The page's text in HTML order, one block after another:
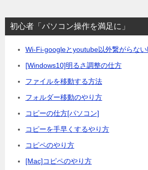
リ
ー
初心者「パソコン操作を満足に」
Wi-Fi-googleとyoutube以外繋がらな
[Windows10]明るさ調整の仕方
ファイルを移動する方法
フォルダー移動のやり方
コピーの仕方[パソコン]
コピーを手早くするやり方
コピペのやり方
[Mac]コピペのやり方